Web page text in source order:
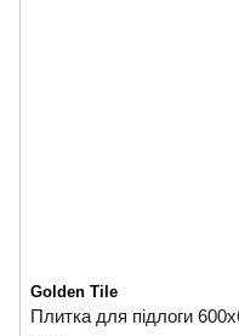
Golden Tile
Плитка для підлоги